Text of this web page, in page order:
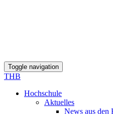
Toggle navigation
THB
Hochschule
Aktuelles
News aus den